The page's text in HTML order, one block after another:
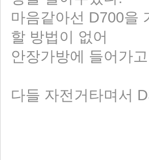
마음같아선 D700을
할 방법이 없어
안장가방에 들어가
다들 자전거타며서